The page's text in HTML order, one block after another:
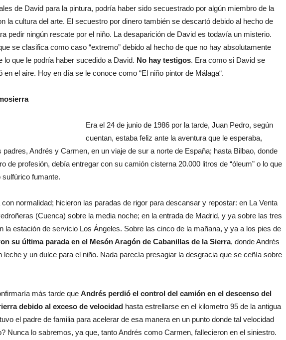
de David para la pintura, podría haber sido secuestrado por algún miembro de la
la cultura del arte. El secuestro por dinero también se descartó debido al hecho de
pedir ningún rescate por el niño. La desaparición de David es todavía un misterio.
se clasifica como caso “extremo” debido al hecho de que no hay absolutamente
lo que le podría haber sucedido a David. No hay testigos. Era como si David se
en el aire. Hoy en día se le conoce como “El niño pintor de Málaga“.
Era el 24 de junio de 1986 por la tarde, Juan Pedro, según
cuentan, estaba feliz ante la aventura que le esperaba,
padres, Andrés y Carmen, en un viaje de sur a norte de España; hasta Bilbao, donde
de profesión, debía entregar con su camión cisterna 20.000 litros de “óleum” o lo que
fumante.
normalidad; hicieron las paradas de rigor para descansar y repostar: en La Venta
(Cuenca) sobre la media noche; en la entrada de Madrid, y ya sobre las tres
la estación de servicio Los Ángeles. Sobre las cinco de la mañana, y ya a los pies de
su última parada en el Mesón Aragón de Cabanillas de la Sierra, donde Andrés
leche y un dulce para el niño. Nada parecía presagiar la desgracia que se ceñía sobre
más tarde que Andrés perdió el control del camión en el descenso del
debido al exceso de velocidad hasta estrellarse en el kilometro 95 de la antigua
el padre de familia para acelerar de esa manera en un punto donde tal velocidad
Nunca lo sabremos, ya que, tanto Andrés como Carmen, fallecieron en el siniestro.